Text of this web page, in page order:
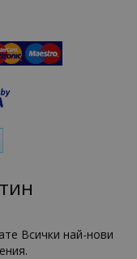
Всички най-нови